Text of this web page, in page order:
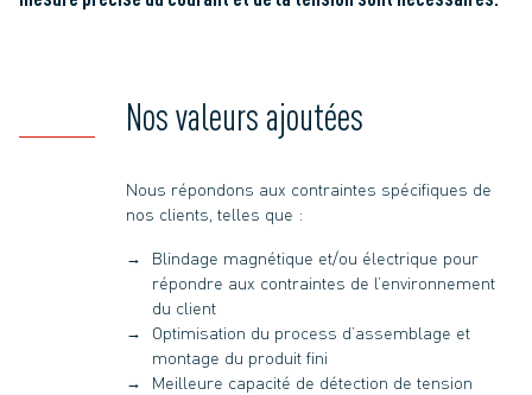
Nos valeurs ajoutées
Nous répondons aux contraintes spécifiques de
nos clients, telles que :
Blindage magnétique et/ou électrique pour
répondre aux contraintes de l’environnement
du client
Optimisation du process d’assemblage et
montage du produit fini
Meilleure capacité de détection de tension